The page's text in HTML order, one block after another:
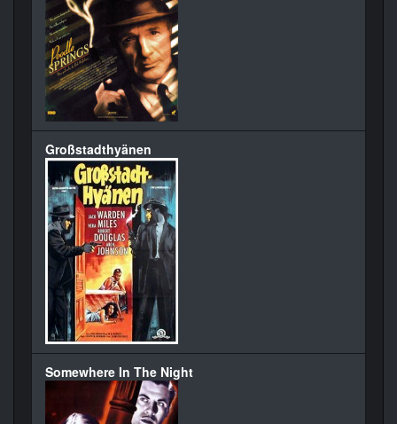
Großstadthyänen
Somewhere In The Night